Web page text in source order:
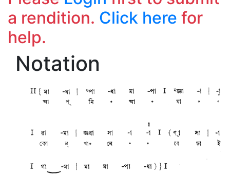
a rendition. Click here for
help.
Notation